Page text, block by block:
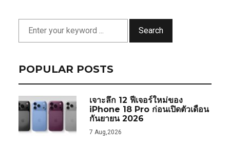
Search
POPULAR POSTS
เจาะลึก 12 ฟีเจอร์ใหม่ของ
iPhone 18 Pro ก่อนเปิดตัวเดือน
กันยายน 2026
7 Aug,2026